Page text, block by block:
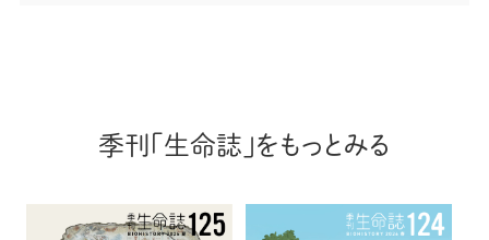
季刊「生命誌」をもっとみる